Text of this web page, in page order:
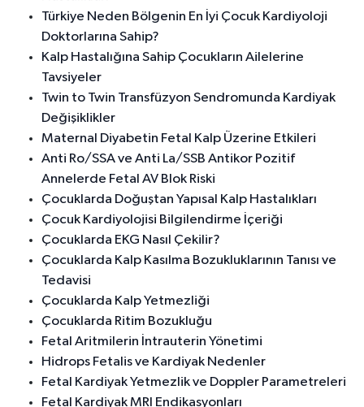
Türkiye Neden Bölgenin En İyi Çocuk Kardiyoloji
Doktorlarına Sahip?
Kalp Hastalığına Sahip Çocukların Ailelerine
Tavsiyeler
Twin to Twin Transfüzyon Sendromunda Kardiyak
Değişiklikler
Maternal Diyabetin Fetal Kalp Üzerine Etkileri
Anti Ro/SSA ve Anti La/SSB Antikor Pozitif
Annelerde Fetal AV Blok Riski
Çocuklarda Doğuştan Yapısal Kalp Hastalıkları
Çocuk Kardiyolojisi Bilgilendirme İçeriği
Çocuklarda EKG Nasıl Çekilir?
Çocuklarda Kalp Kasılma Bozukluklarının Tanısı ve
Tedavisi
Çocuklarda Kalp Yetmezliği
Çocuklarda Ritim Bozukluğu
Fetal Aritmilerin İntrauterin Yönetimi
Hidrops Fetalis ve Kardiyak Nedenler
Fetal Kardiyak Yetmezlik ve Doppler Parametreleri
Fetal Kardiyak MRI Endikasyonları